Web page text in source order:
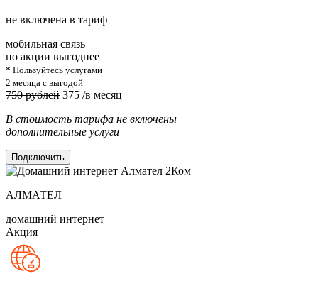
не включена в тариф
мобильная связь
по акции выгоднее
* Пользуйтесь услугами
2 месяца с выгодой
750 рублей 375 /в месяц
В стоимость тарифа не включены
дополнительные услуги
Подключить
АЛМАТЕЛ
домашний интернет
Акция